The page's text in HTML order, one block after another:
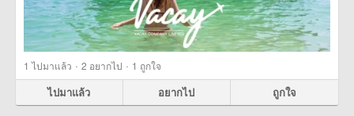
1 ไปมาแล้ว · 2 อยากไป · 1 ถูกใจ
ไปมาแล้ว อยากไป ถูกใจ